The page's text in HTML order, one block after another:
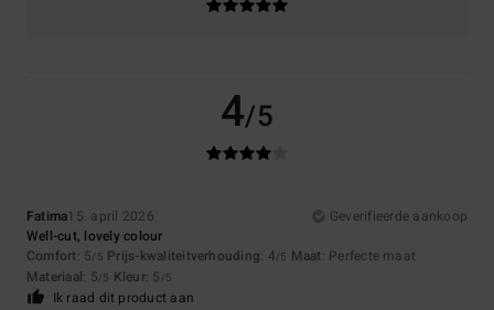
4/5
Fatima15. april 2026
Geverifieerde aankoop
Well-cut, lovely colour
Comfort: 5/5 Prijs-kwaliteitverhouding: 4/5 Maat: Perfecte maat
Materiaal: 5/5 Kleur: 5 /5
Ik raad dit product aan